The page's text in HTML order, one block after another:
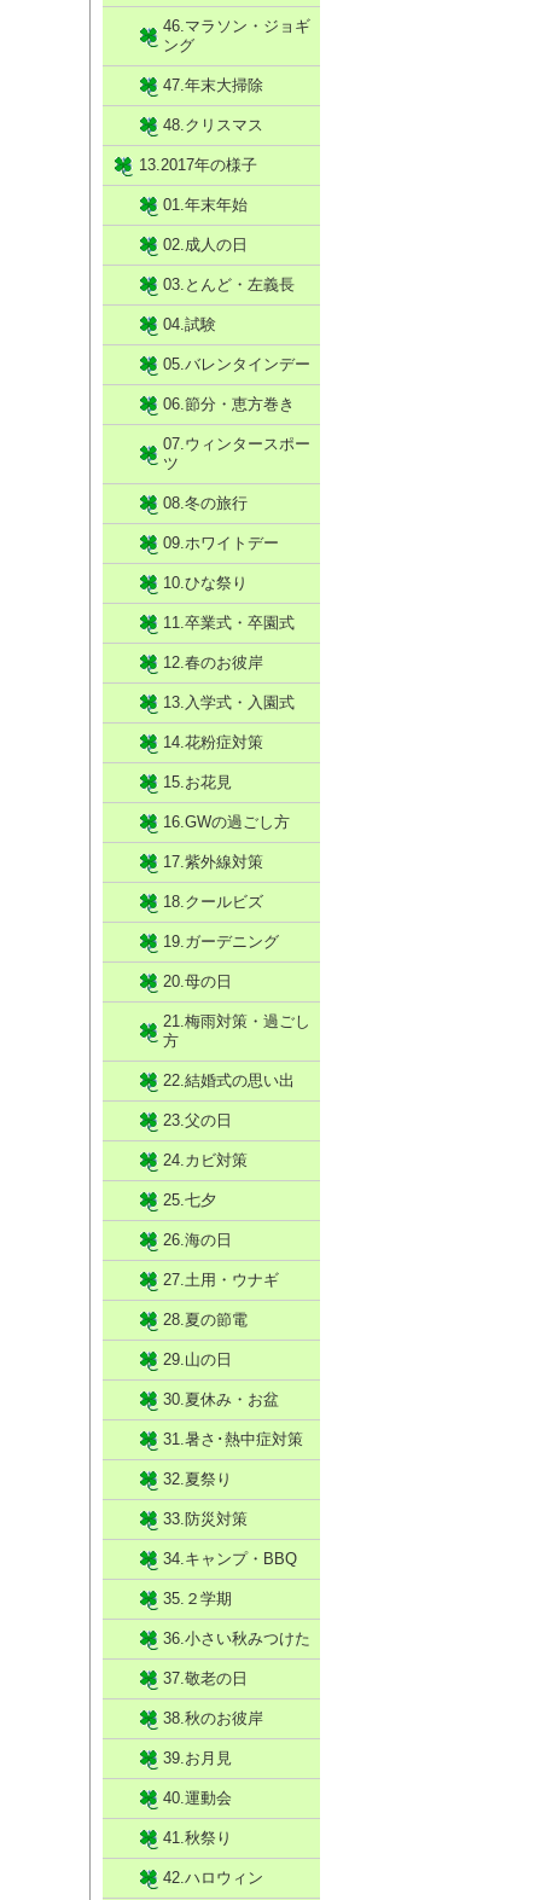
46.マラソン・ジョギ
ング
47.年末大掃除
48.クリスマス
13.2017年の様子
01.年末年始
02.成人の日
03.とんど・左義長
04.試験
05.バレンタインデー
06.節分・恵方巻き
07.ウィンタースポー
ツ
08.冬の旅行
09.ホワイトデー
10.ひな祭り
11.卒業式・卒園式
12.春のお彼岸
13.入学式・入園式
14.花粉症対策
15.お花見
16.GWの過ごし方
17.紫外線対策
18.クールビズ
19.ガーデニング
20.母の日
21.梅雨対策・過ごし
方
22.結婚式の思い出
23.父の日
24.カビ対策
25.七夕
26.海の日
27.土用・ウナギ
28.夏の節電
29.山の日
30.夏休み・お盆
31.暑さ･熱中症対策
32.夏祭り
33.防災対策
34.キャンプ・BBQ
35.２学期
36.小さい秋みつけた
37.敬老の日
38.秋のお彼岸
39.お月見
40.運動会
41.秋祭り
42.ハロウィン